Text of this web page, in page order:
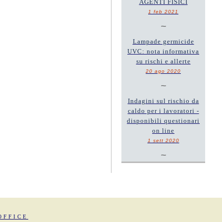
AGENTI FISICI
1 feb 2021
~
Lampade germicide
UVC: nota informativa
su rischi e allerte
20 ago 2020
~
Indagini sul rischio da
caldo per i lavoratori -
disponibili questionari
on line
1 sett 2020
~